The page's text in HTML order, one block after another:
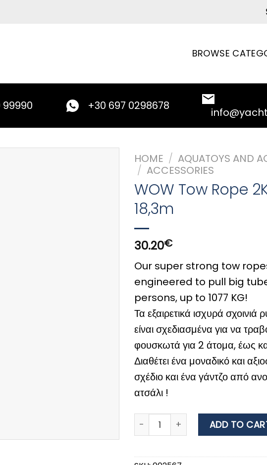
BROWSE
99990 +30 697 0298678
HOME / AQUATOYS AND
/ ACCESSORIES
WOW Tow Rope
18,3m
30.20€
Our super strong tow
engineered to pull big
persons, up to 1077 KG!
Τα εξαιρετικά ισχυρά σχοινιά
είναι σχεδιασμένα για να
φουσκωτά για 2 άτομα, έως
Διαθέτει ένα μοναδικό και
σχέδιο και ένα γάντζο από
ατσάλι !
WOW Tow Rope 2K, Length 18,3m
ADD TO